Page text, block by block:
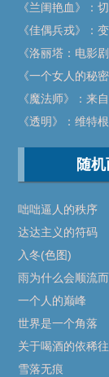
《兰闺艳血》：
《佳偶兵戎》：
《洛丽塔：电影
《一个女人的秘
《魔法师》：来
《透明》：维特
随
咄咄逼人的秩序
达达主义的符码
入冬(色图)
雨为什么会顺流
一个人的巅峰
世界是一个角落
关于喝酒的依稀
雪落无痕